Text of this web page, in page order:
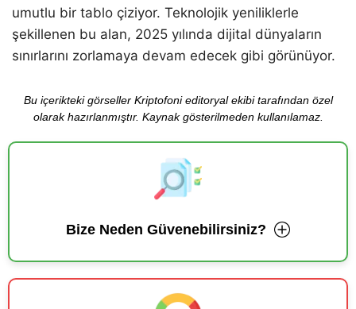
umutlu bir tablo çiziyor. Teknolojik yeniliklerle
şekillenen bu alan, 2025 yılında dijital dünyaların
sınırlarını zorlamaya devam edecek gibi görünüyor.
Bu içerikteki görseller Kriptofoni editoryal ekibi tarafından özel
olarak hazırlanmıştır. Kaynak gösterilmeden kullanılamaz.
Bize Neden Güvenebilirsiniz?